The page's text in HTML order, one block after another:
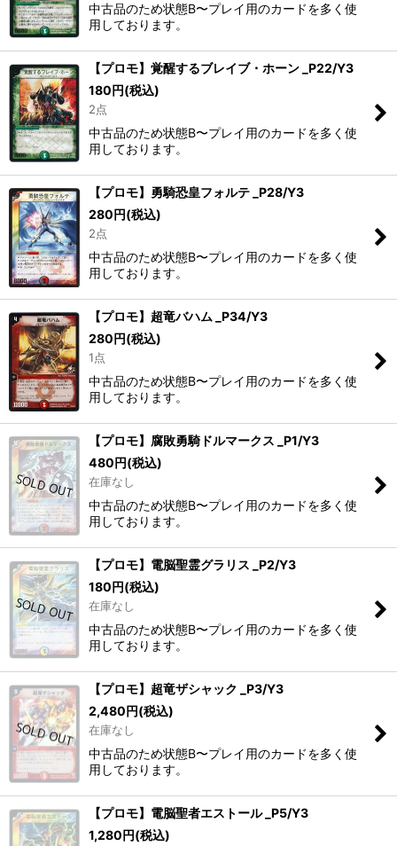
中古品のため状態B〜プレイ用のカードを多く使
用しております。
【プロモ】覚醒するブレイブ・ホーン _P22/Y3
180円(税込)
2点
中古品のため状態B〜プレイ用のカードを多く使
用しております。
【プロモ】勇騎恐皇フォルテ _P28/Y3
280円(税込)
2点
中古品のため状態B〜プレイ用のカードを多く使
用しております。
【プロモ】超竜バハム _P34/Y3
280円(税込)
1点
中古品のため状態B〜プレイ用のカードを多く使
用しております。
【プロモ】腐敗勇騎ドルマークス _P1/Y3
480円(税込)
在庫なし
中古品のため状態B〜プレイ用のカードを多く使
用しております。
【プロモ】電脳聖霊グラリス _P2/Y3
180円(税込)
在庫なし
中古品のため状態B〜プレイ用のカードを多く使
用しております。
【プロモ】超竜ザシャック _P3/Y3
2,480円(税込)
在庫なし
中古品のため状態B〜プレイ用のカードを多く使
用しております。
【プロモ】電脳聖者エストール _P5/Y3
1,280円(税込)